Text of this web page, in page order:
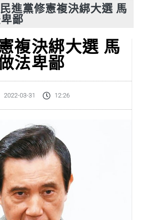
民進黨修憲複決綁大選 馬
鄙
複決綁大選 馬
法卑鄙
2022-03-31 12:26